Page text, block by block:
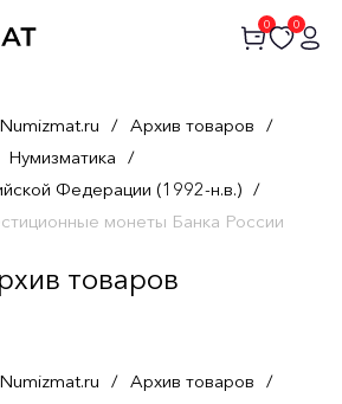
0 0
/ Архив товаров /
Нумизматика /
Федерации (1992-н.в.) /
монеты Банка России
товаров
/ Архив товаров /